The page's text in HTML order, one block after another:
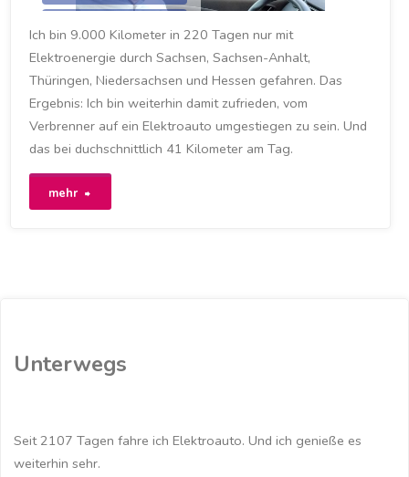
/ FAHRLEISTUNG/
RENAULT ZOE /ZOE
4. JUNI 2021
Ich bin 9.000 Kilometer in 220 Tagen nur mit
Elektroenergie durch Sachsen, Sachsen-Anhalt,
Thüringen, Niedersachsen und Hessen gefahren. Das
Ergebnis: Ich bin weiterhin damit zufrieden, vom
Verbrenner auf ein Elektroauto umgestiegen zu sein. Und
das bei duchschnittlich 41 Kilometer am Tag.
mehr
Unterwegs
Seit 2107 Tagen fahre ich Elektroauto. Und ich genieße es
weiterhin sehr.